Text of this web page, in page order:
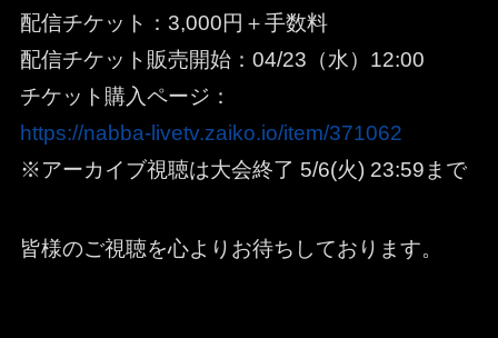
配信チケット：3,000円＋手数料
配信チケット販売開始：04/23（水）12:00
チケット購入ページ：
https://nabba-livetv.zaiko.io/item/371062
※アーカイブ視聴は大会終了 5/6(火) 23:59まで
皆様のご視聴を心よりお待ちしております。